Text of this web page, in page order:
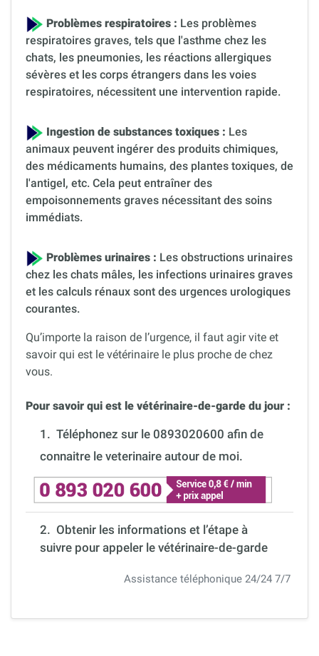
Problèmes respiratoires : Les problèmes
respiratoires graves, tels que l'asthme chez les
chats, les pneumonies, les réactions allergiques
sévères et les corps étrangers dans les voies
respiratoires, nécessitent une intervention rapide.
Ingestion de substances toxiques : Les
animaux peuvent ingérer des produits chimiques,
des médicaments humains, des plantes toxiques, de
l'antigel, etc. Cela peut entraîner des
empoisonnements graves nécessitant des soins
immédiats.
Problèmes urinaires : Les obstructions urinaires
chez les chats mâles, les infections urinaires graves
et les calculs rénaux sont des urgences urologiques
courantes.
Qu’importe la raison de l’urgence, il faut agir vite et
savoir qui est le vétérinaire le plus proche de chez
vous.
Pour savoir qui est le vétérinaire-de-garde du jour :
1. Téléphonez sur le 0893020600 afin de
connaitre le veterinaire autour de moi.
2. Obtenir les informations et l’étape à
suivre pour appeler le vétérinaire-de-garde
Assistance téléphonique 24/24 7/7